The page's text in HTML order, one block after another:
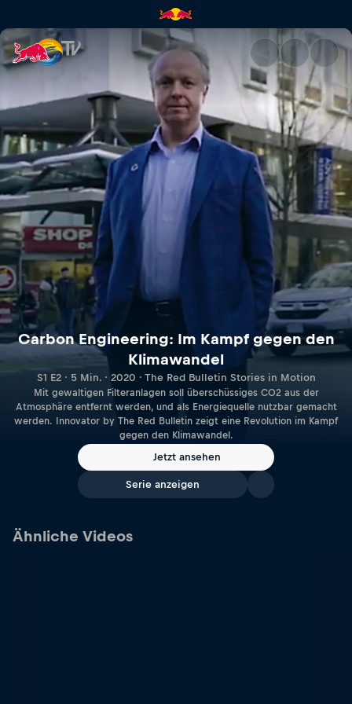
Carbon Engineering: Im
Carbon Engineering: Im Kampf gegen den
Klimawandel
S1 E2 · 5 Min. · 2020 · The Red Bulletin Stories in Motion
Mit gewaltigen Filteranlagen soll überschüssiges CO2 aus der
Atmosphäre entfernt werden, und als Energiequelle nutzbar gemacht
werden. Innovator by The Red Bulletin zeigt eine Revolution im Kampf
gegen den Klimawandel.
Jetzt ansehen
Serie anzeigen
Ähnliche Videos